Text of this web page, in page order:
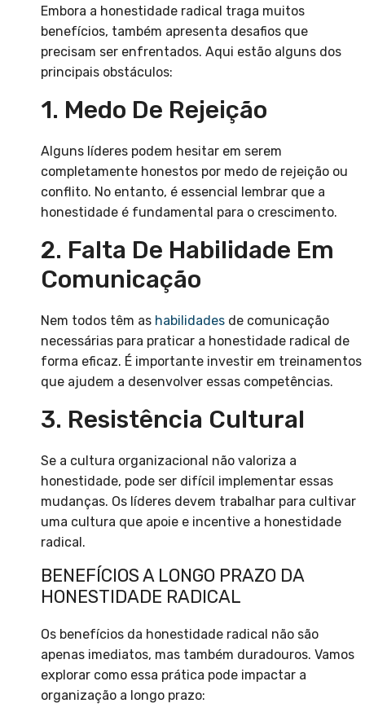
Embora a honestidade radical traga muitos
benefícios, também apresenta desafios que
precisam ser enfrentados. Aqui estão alguns dos
principais obstáculos:
1. Medo De Rejeição
Alguns líderes podem hesitar em serem
completamente honestos por medo de rejeição ou
conflito. No entanto, é essencial lembrar que a
honestidade é fundamental para o crescimento.
2. Falta De Habilidade Em
Comunicação
Nem todos têm as habilidades de comunicação
necessárias para praticar a honestidade radical de
forma eficaz. É importante investir em treinamentos
que ajudem a desenvolver essas competências.
3. Resistência Cultural
Se a cultura organizacional não valoriza a
honestidade, pode ser difícil implementar essas
mudanças. Os líderes devem trabalhar para cultivar
uma cultura que apoie e incentive a honestidade
radical.
BENEFÍCIOS A LONGO PRAZO DA
HONESTIDADE RADICAL
Os benefícios da honestidade radical não são
apenas imediatos, mas também duradouros. Vamos
explorar como essa prática pode impactar a
organização a longo prazo: